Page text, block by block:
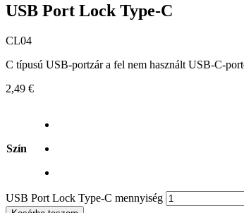
USB Port Lock Type-C
CL04
C típusú USB-portzár a fel nem használt USB-C-
2,49 €
Szín
USB Port Lock Type-C mennyiség